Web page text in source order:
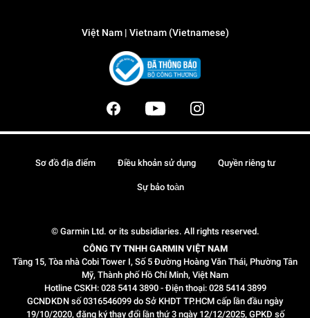
Việt Nam | Vietnam (Vietnamese)
© Garmin Ltd. or its subsidiaries. All rights reserved.
CÔNG TY TNHH GARMIN VIỆT NAM
Tầng 15, Tòa nhà Cobi Tower I, Số 5 Đường Hoàng Văn Thái, Phường Tân
Mỹ, Thành phố Hồ Chí Minh, Việt Nam
Hotline CSKH: 028 5414 3890 - Điện thoại: 028 5414 3899
GCNDKDN số 0316546099 do Sở KHDT TP.HCM cấp lần đầu ngày
19/10/2020, đăng ký thay đổi lần thứ 3 ngày 12/12/2025, GPKD số
Sơ đồ địa điểm Điều khoản sử dụng Quyền riêng tư
Sự bảo toàn